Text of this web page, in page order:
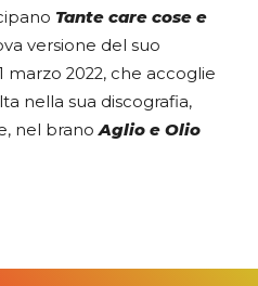
Tante care cose e
versione del suo
marzo 2022, che accoglie
nella sua discografia,
nel brano Aglio e Olio